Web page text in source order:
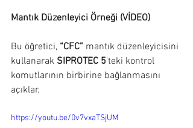
Mantık Düzenleyici Örneği (VİDEO)
Bu öğretici, “CFC” mantık düzenleyicisini
kullanarak SIPROTEC 5'teki kontrol
komutlarının birbirine bağlanmasını
açıklar.
https://youtu.be/0v7vxaTSjUM